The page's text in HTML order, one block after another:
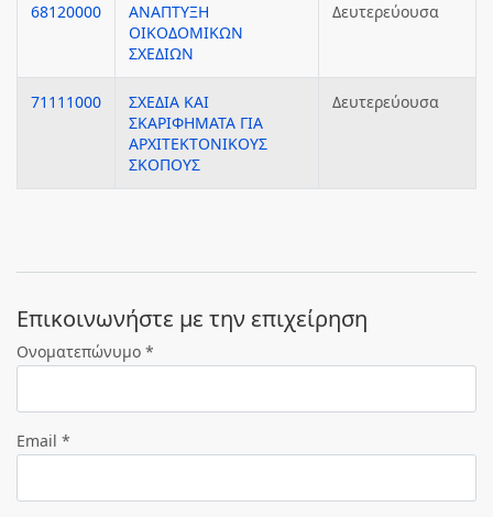
68120000
ΑΝΑΠΤΥΞΗ
ΟΙΚΟΔΟΜΙΚΩΝ
ΣΧΕΔΙΩΝ
Δευτερεύουσα
71111000
ΣΧΕΔΙΑ ΚΑΙ
ΣΚΑΡΙΦΗΜΑΤΑ ΓΙΑ
ΑΡΧΙΤΕΚΤΟΝΙΚΟΥΣ
ΣΚΟΠΟΥΣ
Δευτερεύουσα
Eπικοινωνήστε με την επιχείρηση
Ονοματεπώνυμο *
Email *